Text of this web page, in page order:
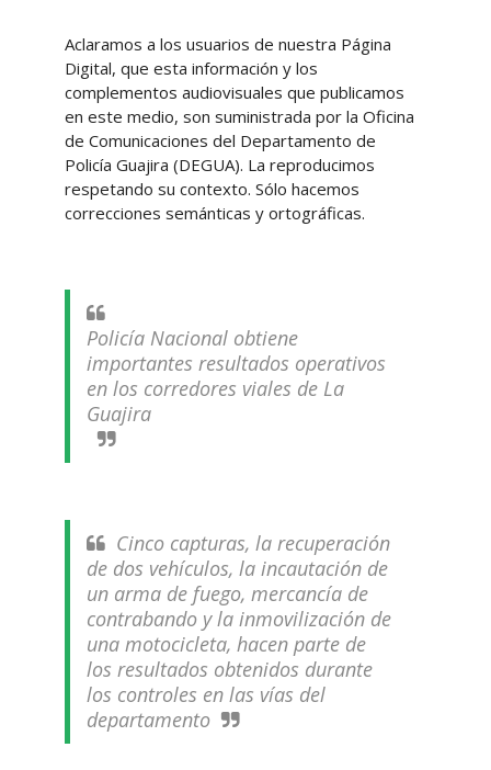
Aclaramos a los usuarios de nuestra Página
Digital, que esta información y los
complementos audiovisuales que publicamos
en este medio, son suministrada por la Oficina
de Comunicaciones del Departamento de
Policía Guajira (DEGUA). La reproducimos
respetando su contexto. Sólo hacemos
correcciones semánticas y ortográficas.
Policía Nacional obtiene
importantes resultados operativos
en los corredores viales de La
Guajira
Cinco capturas, la recuperación
de dos vehículos, la incautación de
un arma de fuego, mercancía de
contrabando y la inmovilización de
una motocicleta, hacen parte de
los resultados obtenidos durante
los controles en las vías del
departamento